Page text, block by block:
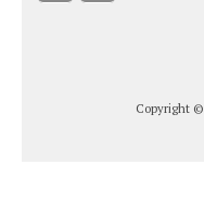
Copyright ©